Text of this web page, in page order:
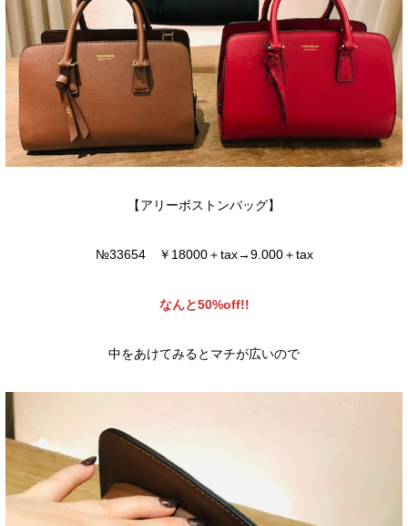
【アリーボストンバッグ】
№33654 ￥18000＋tax→9.000＋tax
なんと50%off!!
中をあけてみるとマチが広いので